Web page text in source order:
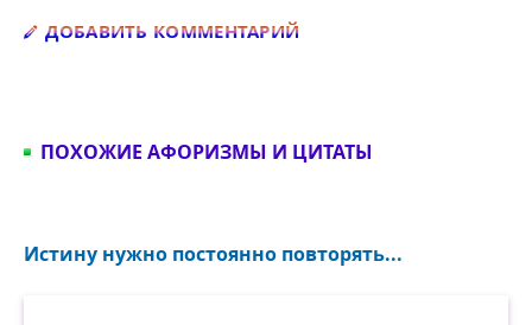
ДОБАВИТЬ КОММЕНТАРИЙ
ПОХОЖИЕ АФОРИЗМЫ И ЦИТАТЫ
Истину нужно постоянно повторять...